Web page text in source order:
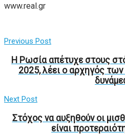
www.real.gr
Previous Post
Η Ρωσία απέτυχε στους
2025, λέει ο αρχηγός
Next Post
Στόχος να αυξηθούν οι
είναι